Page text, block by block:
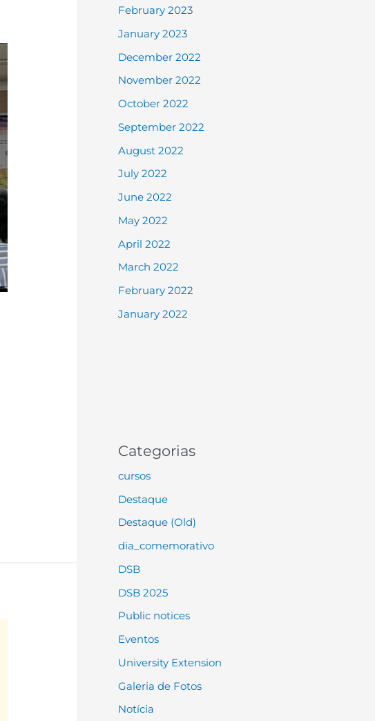
February 2023
January 2023
December 2022
November 2022
October 2022
September 2022
August 2022
July 2022
June 2022
May 2022
April 2022
March 2022
February 2022
January 2022
Categorias
cursos
Destaque
Destaque (Old)
dia_comemorativo
DSB
DSB 2025
Public notices
Eventos
University Extension
Galeria de Fotos
Notícia